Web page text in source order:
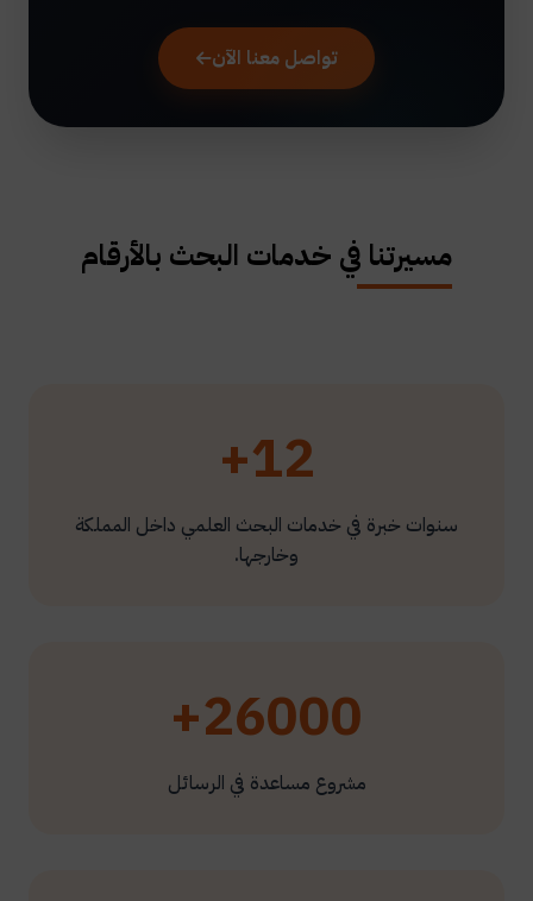
تواصل معنا الآن
مسيرتنا في خدمات البحث بالأرقام
12+
سنوات خبرة في خدمات البحث العلمي داخل المملكة
وخارجها.
26000+
مشروع مساعدة في الرسائل